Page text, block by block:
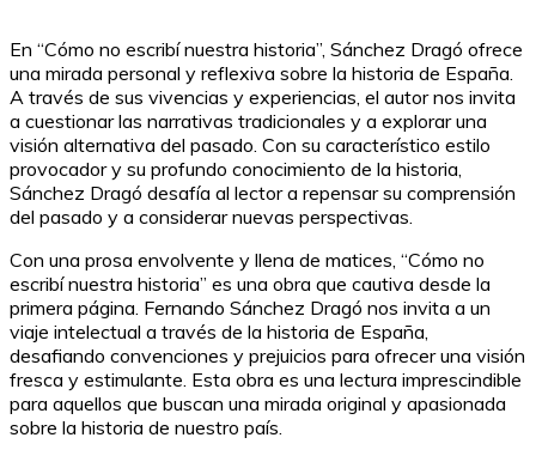
En “Cómo no escribí nuestra historia”, Sánchez Dragó ofrece
una mirada personal y reflexiva sobre la historia de España.
A través de sus vivencias y experiencias, el autor nos invita
a cuestionar las narrativas tradicionales y a explorar una
visión alternativa del pasado. Con su característico estilo
provocador y su profundo conocimiento de la historia,
Sánchez Dragó desafía al lector a repensar su comprensión
del pasado y a considerar nuevas perspectivas.
Con una prosa envolvente y llena de matices, “Cómo no
escribí nuestra historia” es una obra que cautiva desde la
primera página. Fernando Sánchez Dragó nos invita a un
viaje intelectual a través de la historia de España,
desafiando convenciones y prejuicios para ofrecer una visión
fresca y estimulante. Esta obra es una lectura imprescindible
para aquellos que buscan una mirada original y apasionada
sobre la historia de nuestro país.